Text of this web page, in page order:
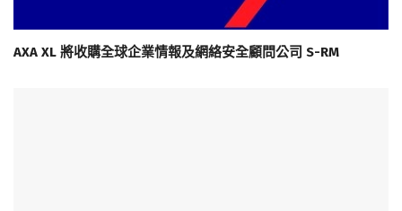
AXA XL 將收購全球企業情報及網絡安全顧問公司 S-RM